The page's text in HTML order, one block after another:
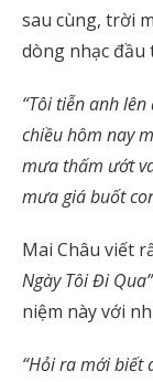
sau cùng, trời
dòng nhạc đầu
“Tôi tiễn anh lên
chiều hôm nay
mưa thấm ướt
mưa giá buốt
Mai Châu viết
Ngày Tôi Đi Qua”
niệm này với
“Hỏi ra mới biết